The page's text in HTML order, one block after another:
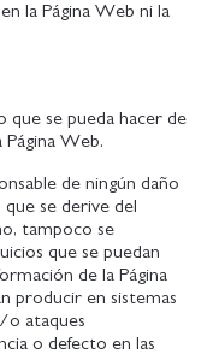
la Página Web ni la
que se pueda hacer de
Web.
de ningún daño
se derive del
tampoco se
que se puedan
de la Página
producir en sistemas
o ataques
o defecto en las